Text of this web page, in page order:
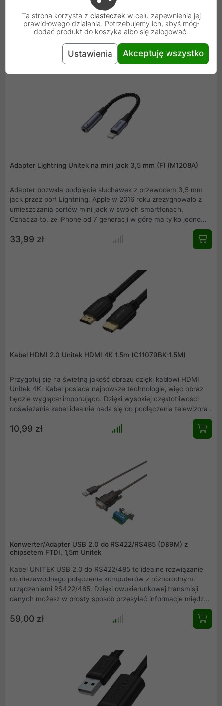
telefon czy laptop w ekspresowym tempie. Kompatybilność z
oficjalnym standardem USB-IF, solidne wykonanie,
niezawodność i bezpieczeństwo ładowania to kilka
Adapter Lightning Unitek na mini jack 3,5 mm (F) (M1208A)
Adapter pozwala podpięcie słuchawek z przewodem 3,5 mm
jack przez port Lightning. Apple w 2016 roku zrezygnowało z
umieszczania portów mini jack w swoich smartfonach.
Oznacza to, że iPhone od 7 generacji w górę ma tylko jedno
gniazdo, czyli dobrze znane użytkownikom Apple Lightning.
Ten port jest przeznaczony zarówno do ładowania, transferu
dla użytkowników iPhoneów. Adapter Unitek jest świetną
alternatywą dla słuchawek z portem Lightning.
33,99 zł
Kabel HDMI 2.0 Unitek HDMI 4K 1.5m (C11079BK-1.5M)
Przygotuj się na świetną jakość obrazu dzięki kablowi HDMI
Unitek 4K. Kabel posiada najnowsze technologie, więc obraz
będzie wyglądał imponująco. Dzięki wysokiej częstotliwości
odświeżania kabel idealnie nada się do podłączenia telewizora .
10,99 zł
Konwerter/Adapter USB 2.0 do RS422/RS485 (DB9M) z
chipsetem FTDI, 1,5m Unitek
Kabel UNITEK USB 2.0 do RS422/485 to idealne rozwiązanie
do niezawodnego połączenia komputerów z różnorodnymi
urządzeniami RS422/485. Dzięki dwukierunkowej transmisji
danych możesz w prosty sposób przesyłać informacje między
urządzeniami USB a RS422/485. Wyposażony w chipset FTDI,
oferuje stabilną wydajność i szeroką kompatybilność z różnymi
59,00 zł
Ta strona korzysta z ciasteczek w celu zapewnienia jej
prawidłowego działania. Potrzebujemy ich, abyś mógł
dodać produkt do koszyka albo się zalogować.
Ustawienia Akceptuję wszystko